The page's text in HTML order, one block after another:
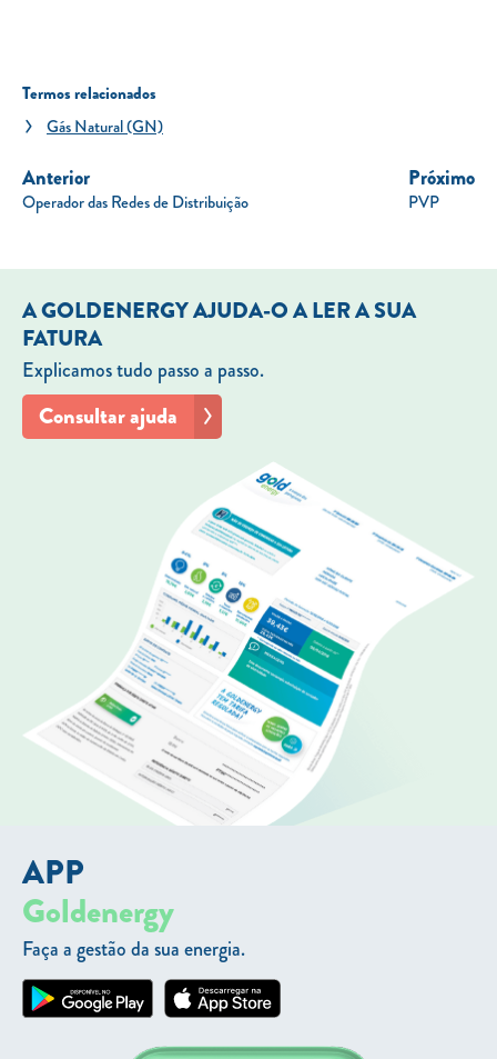
Termos relacionados
Gás Natural (GN)
Anterior
Operador das Redes de Distribuição
Próximo
PVP
A GOLDENERGY AJUDA-O A LER A SUA
FATURA
Explicamos tudo passo a passo.
Consultar ajuda
APP
Goldenergy
Faça a gestão da sua energia.